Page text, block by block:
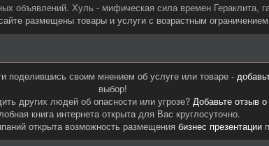
объявлений. Хуль - мифическая сила времен Гераклита,
размещены товары и услуги с возрастным
поделившись своим мнением об услуге или товаре -
выбор!
других людей об опасности или угрозе? Добавьте отзыв
книга интернета открыта для Вас круглосуточно.
открыта возможность размещения бизнес презентации